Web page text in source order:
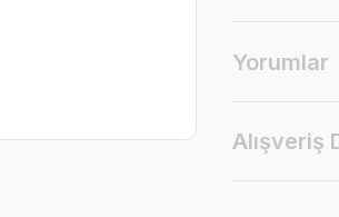
Yorumlar
Alışveriş